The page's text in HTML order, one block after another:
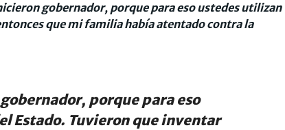
gobernador, porque para eso ustedes utilizan
que mi familia había atentado contra la
porque para eso
Estado. Tuvieron que inventar